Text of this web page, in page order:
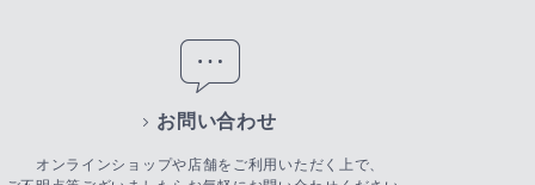
お問い合わせ
オンラインショップや店舗をご利用いただく上で、